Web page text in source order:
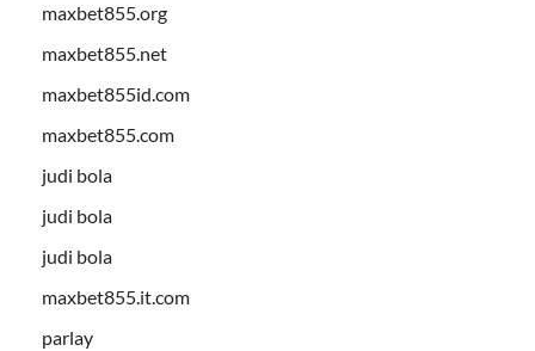
maxbet855.org
maxbet855.net
maxbet855id.com
maxbet855.com
judi bola
judi bola
judi bola
maxbet855.it.com
parlay